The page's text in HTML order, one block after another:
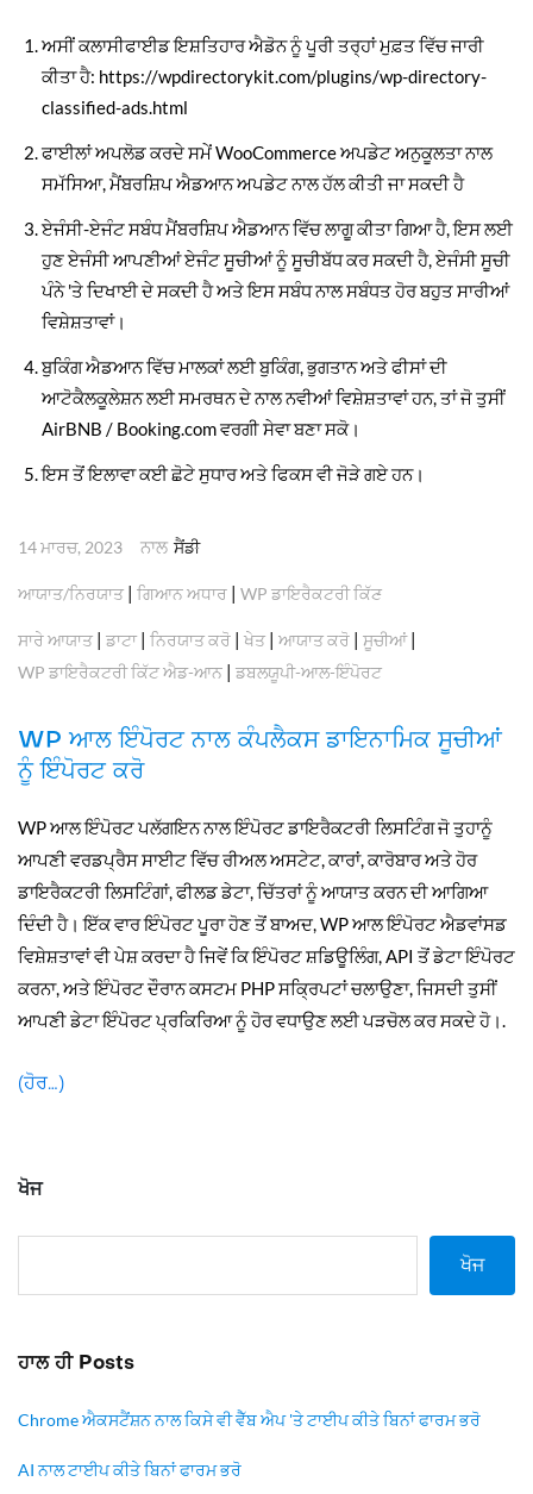
ਅਸੀਂ ਕਲਾਸੀਫਾਈਡ ਇਸ਼ਤਿਹਾਰ ਐਡੋਨ ਨੂੰ ਪੂਰੀ ਤਰ੍ਹਾਂ ਮੁਫ਼ਤ ਵਿੱਚ ਜਾਰੀ
ਕੀਤਾ ਹੈ: https://wpdirectorykit.com/plugins/wp-directory-
classified-ads.html
ਫਾਈਲਾਂ ਅਪਲੋਡ ਕਰਦੇ ਸਮੇਂ WooCommerce ਅਪਡੇਟ ਅਨੁਕੂਲਤਾ ਨਾਲ
ਸਮੱਸਿਆ, ਮੈਂਬਰਸ਼ਿਪ ਐਡਆਨ ਅਪਡੇਟ ਨਾਲ ਹੱਲ ਕੀਤੀ ਜਾ ਸਕਦੀ ਹੈ
ਏਜੰਸੀ-ਏਜੰਟ ਸਬੰਧ ਮੈਂਬਰਸ਼ਿਪ ਐਡਆਨ ਵਿੱਚ ਲਾਗੂ ਕੀਤਾ ਗਿਆ ਹੈ, ਇਸ ਲਈ
ਹੁਣ ਏਜੰਸੀ ਆਪਣੀਆਂ ਏਜੰਟ ਸੂਚੀਆਂ ਨੂੰ ਸੂਚੀਬੱਧ ਕਰ ਸਕਦੀ ਹੈ, ਏਜੰਸੀ ਸੂਚੀ
ਪੰਨੇ 'ਤੇ ਦਿਖਾਈ ਦੇ ਸਕਦੀ ਹੈ ਅਤੇ ਇਸ ਸਬੰਧ ਨਾਲ ਸਬੰਧਤ ਹੋਰ ਬਹੁਤ ਸਾਰੀਆਂ
ਵਿਸ਼ੇਸ਼ਤਾਵਾਂ।
ਬੁਕਿੰਗ ਐਡਆਨ ਵਿੱਚ ਮਾਲਕਾਂ ਲਈ ਬੁਕਿੰਗ, ਭੁਗਤਾਨ ਅਤੇ ਫੀਸਾਂ ਦੀ
ਆਟੋਕੈਲਕੂਲੇਸ਼ਨ ਲਈ ਸਮਰਥਨ ਦੇ ਨਾਲ ਨਵੀਆਂ ਵਿਸ਼ੇਸ਼ਤਾਵਾਂ ਹਨ, ਤਾਂ ਜੋ ਤੁਸੀਂ
AirBNB / Booking.com ਵਰਗੀ ਸੇਵਾ ਬਣਾ ਸਕੋ।
ਇਸ ਤੋਂ ਇਲਾਵਾ ਕਈ ਛੋਟੇ ਸੁਧਾਰ ਅਤੇ ਫਿਕਸ ਵੀ ਜੋੜੇ ਗਏ ਹਨ।
14 ਮਾਰਚ, 2023 ਨਾਲ ਸੈਂਡੀ
ਆਯਾਤ/ਨਿਰਯਾਤ | ਗਿਆਨ ਅਧਾਰ | WP ਡਾਇਰੈਕਟਰੀ ਕਿੱਟ
ਸਾਰੇ ਆਯਾਤ | ਡਾਟਾ| ਨਿਰਯਾਤ ਕਰੋ | ਖੇਤ | ਆਯਾਤ ਕਰੋ | ਸੂਚੀਆਂ|
WP ਡਾਇਰੈਕਟਰੀ ਕਿੱਟ ਐਡ-ਆਨ | ਡਬਲਯੂਪੀ-ਆਲ-ਇੰਪੋਰਟ
WP ਆਲ ਇੰਪੋਰਟ ਨਾਲ ਕੰਪਲੈਕਸ ਡਾਇਨਾਮਿਕ ਸੂਚੀਆਂ
ਨੂੰ ਇੰਪੋਰਟ ਕਰੋ
WP ਆਲ ਇੰਪੋਰਟ ਪਲੱਗਇਨ ਨਾਲ ਇੰਪੋਰਟ ਡਾਇਰੈਕਟਰੀ ਲਿਸਟਿੰਗ ਜੋ ਤੁਹਾਨੂੰ
ਆਪਣੀ ਵਰਡਪ੍ਰੈਸ ਸਾਈਟ ਵਿੱਚ ਰੀਅਲ ਅਸਟੇਟ, ਕਾਰਾਂ, ਕਾਰੋਬਾਰ ਅਤੇ ਹੋਰ
ਡਾਇਰੈਕਟਰੀ ਲਿਸਟਿੰਗਾਂ, ਫੀਲਡ ਡੇਟਾ, ਚਿੱਤਰਾਂ ਨੂੰ ਆਯਾਤ ਕਰਨ ਦੀ ਆਗਿਆ
ਦਿੰਦੀ ਹੈ। ਇੱਕ ਵਾਰ ਇੰਪੋਰਟ ਪੂਰਾ ਹੋਣ ਤੋਂ ਬਾਅਦ, WP ਆਲ ਇੰਪੋਰਟ ਐਡਵਾਂਸਡ
ਵਿਸ਼ੇਸ਼ਤਾਵਾਂ ਵੀ ਪੇਸ਼ ਕਰਦਾ ਹੈ ਜਿਵੇਂ ਕਿ ਇੰਪੋਰਟ ਸ਼ਡਿਊਲਿੰਗ, API ਤੋਂ ਡੇਟਾ ਇੰਪੋਰਟ
ਕਰਨਾ, ਅਤੇ ਇੰਪੋਰਟ ਦੌਰਾਨ ਕਸਟਮ PHP ਸਕ੍ਰਿਪਟਾਂ ਚਲਾਉਣਾ, ਜਿਸਦੀ ਤੁਸੀਂ
ਆਪਣੀ ਡੇਟਾ ਇੰਪੋਰਟ ਪ੍ਰਕਿਰਿਆ ਨੂੰ ਹੋਰ ਵਧਾਉਣ ਲਈ ਪੜਚੋਲ ਕਰ ਸਕਦੇ ਹੋ।.
(ਹੋਰ…)
ਖੋਜ
ਖੋਜ
ਹਾਲ ਹੀ Posts
Chrome ਐਕਸਟੈਂਸ਼ਨ ਨਾਲ ਕਿਸੇ ਵੀ ਵੈੱਬ ਐਪ 'ਤੇ ਟਾਈਪ ਕੀਤੇ ਬਿਨਾਂ ਫਾਰਮ ਭਰੋ
AI ਨਾਲ ਟਾਈਪ ਕੀਤੇ ਬਿਨਾਂ ਫਾਰਮ ਭਰੋ